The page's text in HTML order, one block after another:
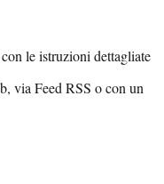
le istruzioni dettagliate
via Feed RSS o con un